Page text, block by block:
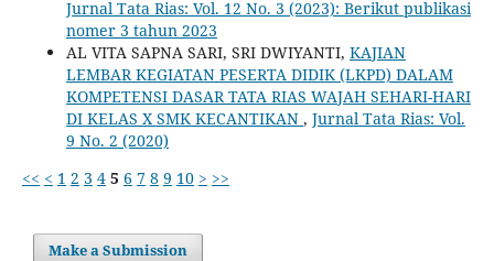
Jurnal Tata Rias: Vol. 12 No. 3 (2023): Berikut publikasi
nomer 3 tahun 2023
AL VITA SAPNA SARI, SRI DWIYANTI, KAJIAN
LEMBAR KEGIATAN PESERTA DIDIK (LKPD) DALAM
KOMPETENSI DASAR TATA RIAS WAJAH SEHARI-HARI
DI KELAS X SMK KECANTIKAN , Jurnal Tata Rias: Vol.
9 No. 2 (2020)
<< < 1 2 3 4 5 6 7 8 9 10 > >>
Make a Submission